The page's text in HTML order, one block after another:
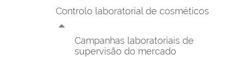
Controlo laboratorial de cosméticos
Campanhas laboratoriais de
supervisão do mercado